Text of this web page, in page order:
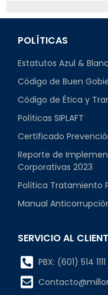
POLÍTICAS
Estatutos Azul &
Código de Buen
Código de Ética y
Políticas SIPLAFT
Certificado
Reporte de
Corporativas 2023
Política Tratamiento
Manual
SERVICIO AL
PBX: (601) 514 1111